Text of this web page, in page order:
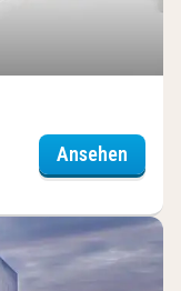
Ansehen